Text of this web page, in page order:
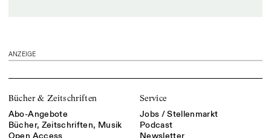
ANZEIGE
Bücher & Zeitschriften
Abo-Angebote
Bücher, Zeitschriften, Musik
Open Access
Service
Jobs / Stellenmarkt
Podcast
Newsletter